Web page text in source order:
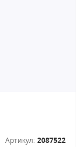
Артикул: 2087522